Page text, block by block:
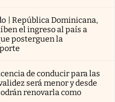
| República Dominicana,
el ingreso al país a
posterguen la
de conducir para las
será menor y desde
renovarla como